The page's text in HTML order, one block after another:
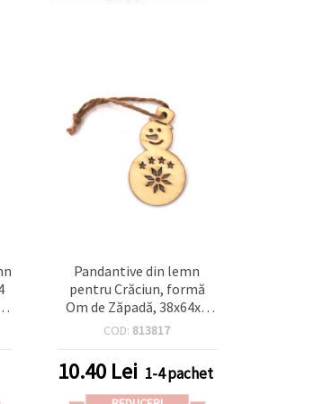
Pandantive din lemn
pentru Crăciun, formă
Om de Zăpadă, 38x64x2
mm, set 10 bucăți
COD: 813817
10.40Lei 1-4 pachet